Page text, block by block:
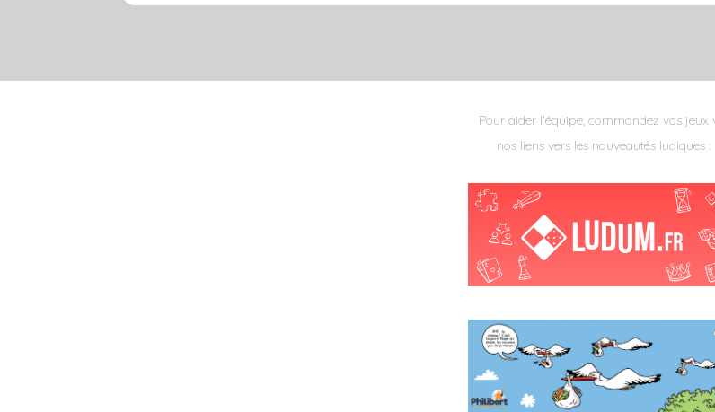
Pour aider l'équipe, commandez vos jeux
nos liens vers les nouveautés ludiques :